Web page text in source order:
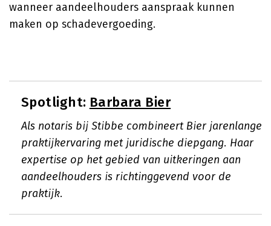
wanneer aandeelhouders aanspraak kunnen
maken op schadevergoeding.
Spotlight: Barbara Bier
Als notaris bij Stibbe combineert Bier jarenlange
praktijkervaring met juridische diepgang. Haar
expertise op het gebied van uitkeringen aan
aandeelhouders is richtinggevend voor de
praktijk.